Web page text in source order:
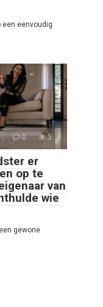
eenvoudig
0 5
er
op te
van
wie
gewone